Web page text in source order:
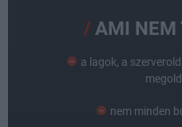
AMI NEM
a lagok, a
nem minden